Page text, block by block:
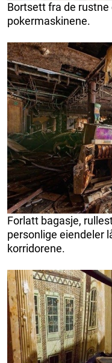
Bortsett fra de rustne
pokermaskinene.
Forlatt bagasje,
personlige eiendeler
korridorene.